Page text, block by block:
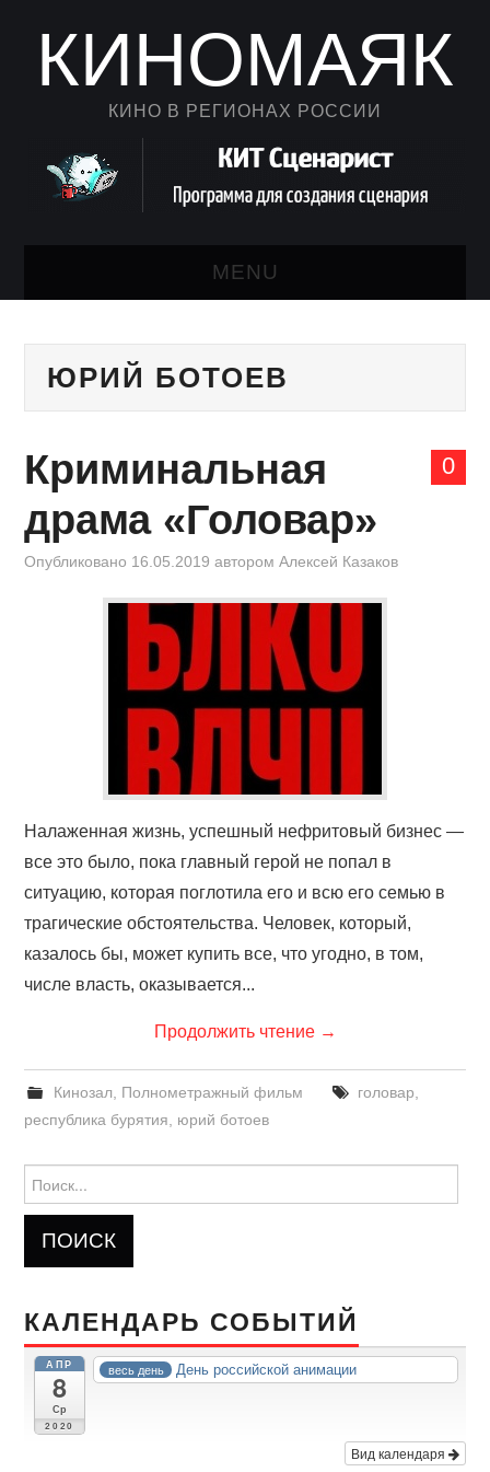
КИНОМАЯК
КИНО В РЕГИОНАХ РОССИИ
MENU
КАЛЕНДАРЬ
КИНОЗАЛ
ФИЛЬМЫ
КОНТАКТЫ
ЮРИЙ БОТОЕВ
0
Криминальная
драма «Головар»
Опубликовано 16.05.2019 авторомАлексей Казаков
Налаженная жизнь, успешный нефритовый бизнес —
все это было, пока главный герой не попал в
ситуацию, которая поглотила его и всю его семью в
трагические обстоятельства. Человек, который,
казалось бы, может купить все, что угодно, в том,
числе власть, оказывается...
Продолжить чтение →
Кинозал Полнометражный фильм головар
республика бурятия
юрий ботоев
КАЛЕНДАРЬ СОБЫТИЙ
АПР
8
Ср
2020
весь день День российской анимации
Вид календаря